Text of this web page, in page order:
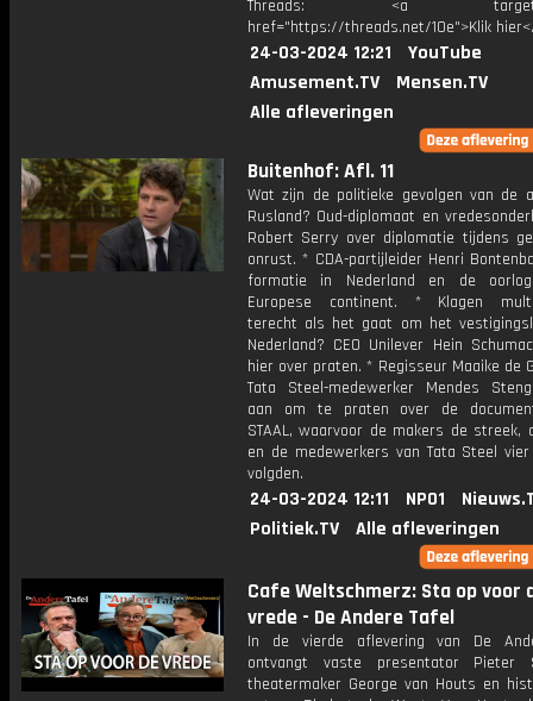
Threads: <a
href="https://threads.net/10e">Klik
24-03-2024 12:21
YouTube
Amusement.TV
Mensen.TV
Alle afleveringen
Buitenhof: Afl. 11
Wat zijn de politieke gevolgen van de
Rusland? Oud-diplomaat en
Robert Serry over diplomatie tijdens
onrust. * CDA-partijleider Henri
formatie in Nederland en de
Europese continent. * Klagen
terecht als het gaat om het
Nederland? CEO Unilever Hein
hier over praten. * Regisseur Maaike de
Tata Steel-medewerker Mendes
aan om te praten over de
STAAL, waarvoor de makers de streek,
en de medewerkers van Tata Steel
volgden.
24-03-2024 12:11 NPO1
Politiek.TV
Alle afleveringen
Cafe Weltschmerz: Sta op voor
vrede - De Andere Tafel
In de vierde aflevering van De
ontvangt vaste presentator Pieter
theatermaker George van Houts en